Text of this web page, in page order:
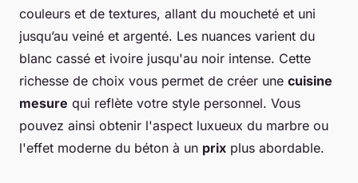
couleurs et de textures, allant du moucheté et uni
jusqu’au veiné et argenté. Les nuances varient du
blanc cassé et ivoire jusqu'au noir intense. Cette
richesse de choix vous permet de créer une cuisine
mesure qui reflète votre style personnel. Vous
pouvez ainsi obtenir l'aspect luxueux du marbre ou
l'effet moderne du béton à un prix plus abordable.